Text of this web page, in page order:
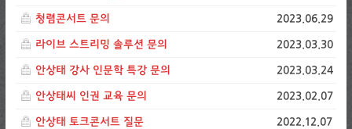
청렴콘서트 문의 2023.06.29
라이브 스트리밍 솔루션 문의 2023.03.30
안상태 강사 인문학 특강 문의 2023.03.24
안상태씨 인권 교육 문의 2023.02.07
안상태 토크콘서트 질문 2022.12.07